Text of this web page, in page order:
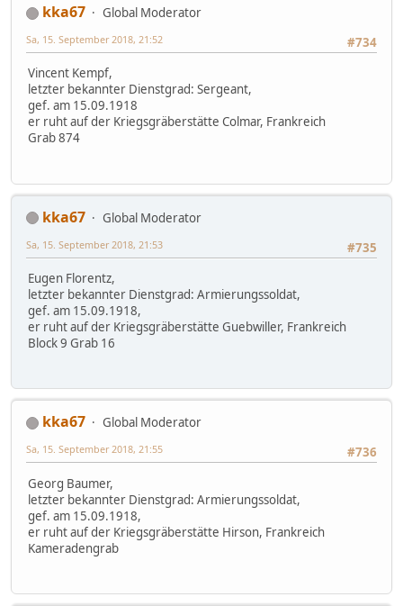
kka67
Global Moderator
#734
Sa, 15. September 2018, 21:52
Vincent Kempf,
letzter bekannter Dienstgrad: Sergeant,
gef. am 15.09.1918
er ruht auf der Kriegsgräberstätte Colmar, Frankreich
Grab 874
kka67
Global Moderator
#735
Sa, 15. September 2018, 21:53
Eugen Florentz,
letzter bekannter Dienstgrad: Armierungssoldat,
gef. am 15.09.1918,
er ruht auf der Kriegsgräberstätte Guebwiller, Frankreich
Block 9 Grab 16
kka67
Global Moderator
#736
Sa, 15. September 2018, 21:55
Georg Baumer,
letzter bekannter Dienstgrad: Armierungssoldat,
gef. am 15.09.1918,
er ruht auf der Kriegsgräberstätte Hirson, Frankreich
Kameradengrab